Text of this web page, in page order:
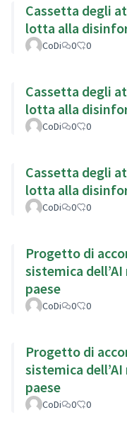
Cassetta degli
lotta alla
CoDi 0 0
Cassetta degli
lotta alla
CoDi 0 0
Cassetta degli
lotta alla
CoDi 0 0
Progetto di
sistemica
paese
CoDi 0 0
Progetto di
sistemica
paese
CoDi 0 0